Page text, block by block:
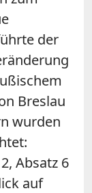
der
Breslau
wurden
Absatz 6
auf